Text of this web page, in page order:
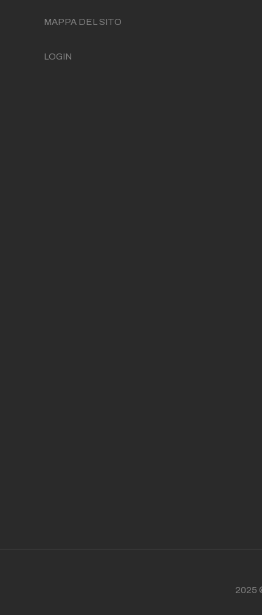
MAPPA DEL SITO
LOGIN
2025